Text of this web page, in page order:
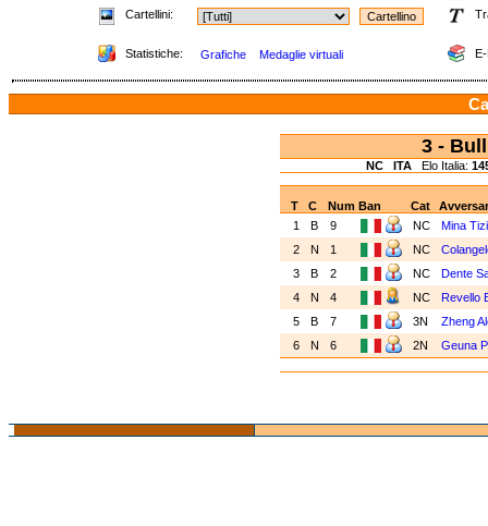
Cartellini:
Statistiche: Grafiche Medaglie virtuali
3 -
NC ITAElo Italia:
T C NumBan Cat
1
B 9 NC
Mina
2
N 1 NC
3
B 2 NC
Dente
4
N 4 NC
Revello
5
B 7 3N
Zheng
6
N 6 2N Geuna